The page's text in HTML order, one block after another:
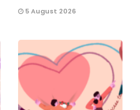
5 August 2026